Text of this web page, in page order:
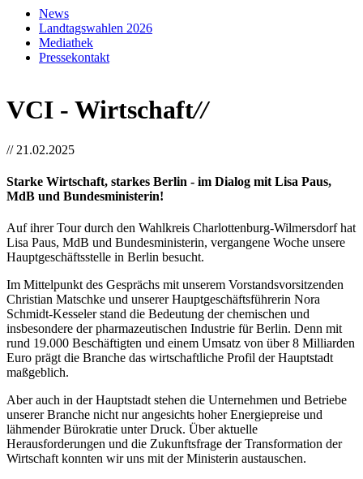
News
Landtagswahlen 2026
Mediathek
Pressekontakt
VCI - Wirtschaft//
// 21.02.2025
Starke Wirtschaft, starkes Berlin - im Dialog mit Lisa Paus,
MdB und Bundesministerin!
Auf ihrer Tour durch den Wahlkreis Charlottenburg-Wilmersdorf hat
Lisa Paus, MdB und Bundesministerin, vergangene Woche unsere
Hauptgeschäftsstelle in Berlin besucht.
Im Mittelpunkt des Gesprächs mit unserem Vorstandsvorsitzenden
Christian Matschke und unserer Hauptgeschäftsführerin Nora
Schmidt-Kesseler stand die Bedeutung der chemischen und
insbesondere der pharmazeutischen Industrie für Berlin. Denn mit
rund 19.000 Beschäftigten und einem Umsatz von über 8 Milliarden
Euro prägt die Branche das wirtschaftliche Profil der Hauptstadt
maßgeblich.
Aber auch in der Hauptstadt stehen die Unternehmen und Betriebe
unserer Branche nicht nur angesichts hoher Energiepreise und
lähmender Bürokratie unter Druck. Über aktuelle
Herausforderungen und die Zukunftsfrage der Transformation der
Wirtschaft konnten wir uns mit der Ministerin austauschen.